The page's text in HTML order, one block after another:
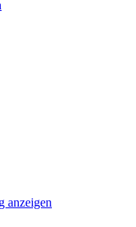
anzeigen